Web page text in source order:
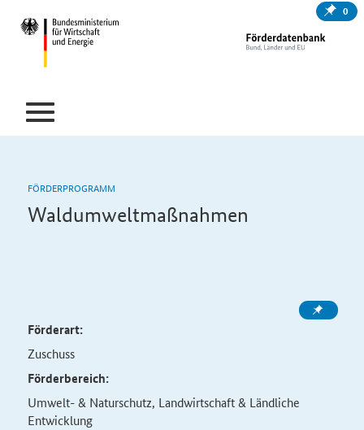
0
FÖRDERPROGRAMM
Waldumweltmaßnahmen
Förderart:
Zuschuss
Förderbereich:
Umwelt- & Naturschutz, Landwirtschaft & Ländliche
Entwicklung